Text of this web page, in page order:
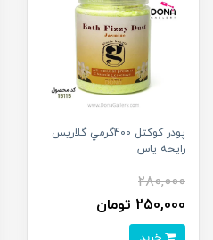
پودر کوکتل 400گرمي گلاريس
رايحه ياس
280,000
250,000 تومان